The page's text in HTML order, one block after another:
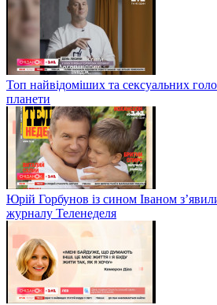
Топ найвідоміших та сексуальних
планети
Юрій Горбунов із сином Іваном
журналу Теленеделя